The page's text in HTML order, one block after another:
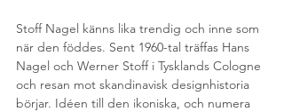
Stoff Nagel känns lika trendig och inne som
när den föddes. Sent 1960-tal träffas Hans
Nagel och Werner Stoff i Tysklands Cologne
och resan mot skandinavisk designhistoria
börjar. Idéen till den ikoniska, och numera